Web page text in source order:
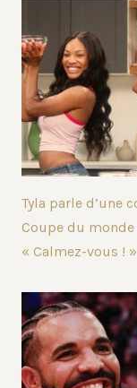
Tyla parle d’une
Coupe du
« Calmez-vous ! »